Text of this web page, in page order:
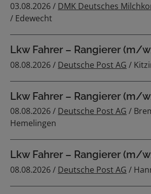
03.08.2026 / DMK Deutsches
/ Edewecht
Lkw Fahrer – Rangierer (m/
08.08.2026 / Deutsche Post AG /
Lkw Fahrer – Rangierer (m/
08.08.2026 / Deutsche Post AG /
Hemelingen
Lkw Fahrer – Rangierer (m/
08.08.2026 / Deutsche Post AG /